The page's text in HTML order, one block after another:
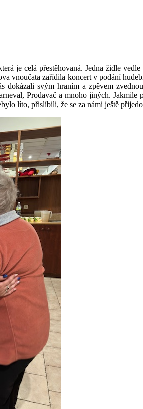
je celá přestěhovaná. Jedna židle
vnoučata zařídila koncert v podání
dokázali svým hraním a zpěvem
Prodavač a mnoho jiných.
líto, přislíbili, že se za námi ještě